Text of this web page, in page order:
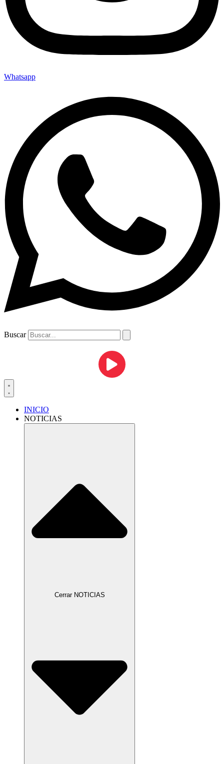
Whatsapp
Buscar
INICIO
NOTICIAS
Cerrar NOTICIAS